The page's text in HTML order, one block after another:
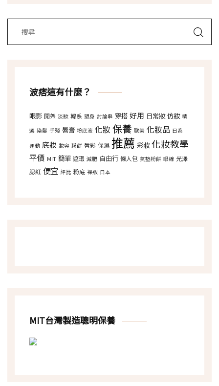
波痞這有什麼？
眼影 開架 淡妝 韓系 塑身 討論串 穿搭 好用 日常妝 仿妝 精
選 染髮 手殘 唇膏 粉底液 化妝 保養 歐美 化妝品 日系
運動 底妝 妝容 粉餅 唇彩 保濕 推薦 彩妝 化妝教學
平價 MIT 簡單 遮瑕 減肥 自由行 懶人包 氣墊粉餅 眼線 光澤
腮紅 便宜 評比 粉底 裸妝 日本
MIT台灣製造聰明保養